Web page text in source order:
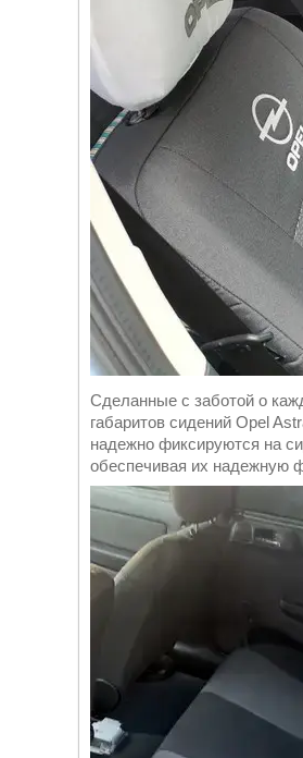
Сделанные с заботой о
габаритов сидений Opel
надежно фиксируются на
обеспечивая их надежную